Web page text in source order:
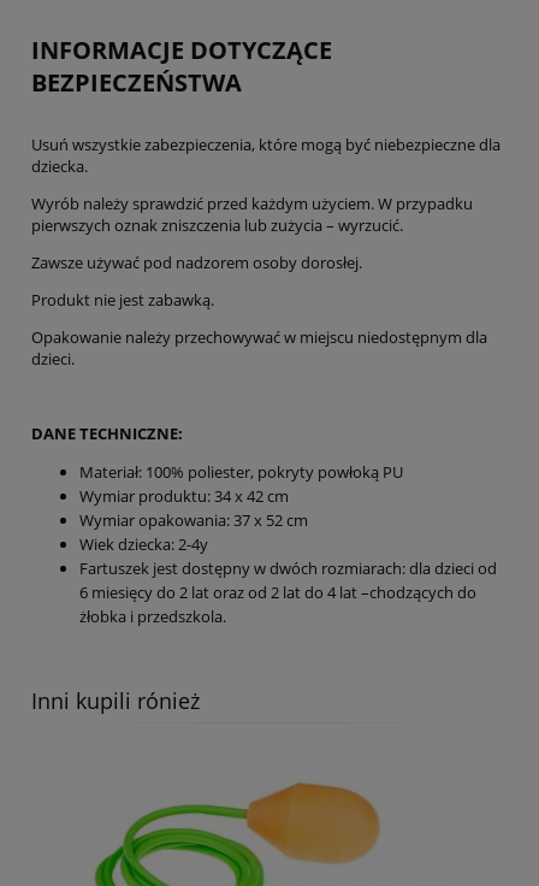
INFORMACJE DOTYCZĄCE
BEZPIECZEŃSTWA
Usuń wszystkie zabezpieczenia, które mogą być niebezpieczne dla
dziecka.
Wyrób należy sprawdzić przed każdym użyciem. W przypadku
pierwszych oznak zniszczenia lub zużycia – wyrzucić.
Zawsze używać pod nadzorem osoby dorosłej.
Produkt nie jest zabawką.
Opakowanie należy przechowywać w miejscu niedostępnym dla
dzieci.
DANE TECHNICZNE:
Materiał: 100% poliester, pokryty powłoką PU
Wymiar produktu: 34 x 42 cm
Wymiar opakowania: 37 x 52 cm
Wiek dziecka: 2-4y
Fartuszek jest dostępny w dwóch rozmiarach: dla dzieci od
6 miesięcy do 2 lat oraz od 2 lat do 4 lat –chodzących do
żłobka i przedszkola.
Inni kupili rónież